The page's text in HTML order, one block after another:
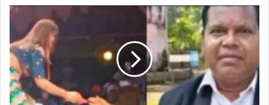
क्षे
त्रों
स
ग्र
वि
का
C
e
w
s
:
क